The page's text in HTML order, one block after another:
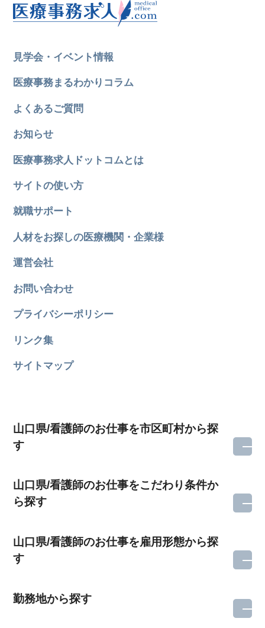
見学会・イベント情報
医療事務まるわかりコラム
よくあるご質問
お知らせ
医療事務求人ドットコムとは
サイトの使い方
就職サポート
人材をお探しの医療機関・企業様
運営会社
お問い合わせ
プライバシーポリシー
リンク集
サイトマップ
山口県/看護師のお仕事を市区町村から探
す
山口県/看護師のお仕事をこだわり条件か
ら探す
山口県/看護師のお仕事を雇用形態から探
す
勤務地から探す